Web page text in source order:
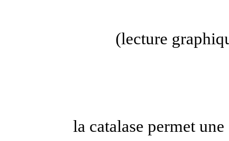
(lecture
la catalase permet